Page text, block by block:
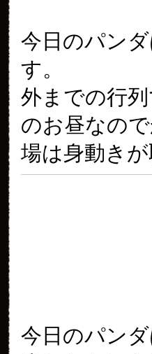
今日のパン
す。
外までの行
のお昼なの
場は身動き
今日のパン